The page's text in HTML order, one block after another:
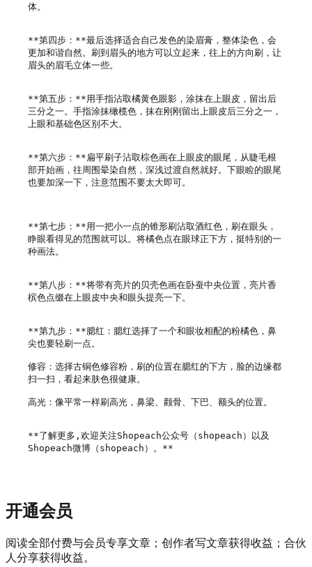
体。
**第四步：**最后选择适合自己发色的染眉膏，整体染色，会
更加和谐自然。刷到眉头的地方可以立起来，往上的方向刷，让
眉头的眉毛立体一些。
**第五步：**用手指沾取橘黄色眼影，涂抹在上眼皮，留出后
三分之一。手指涂抹橄榄色，抹在刚刚留出上眼皮后三分之一，
上眼和基础色区别不大。
**第六步：**扁平刷子沾取棕色画在上眼皮的眼尾，从睫毛根
部开始画，往周围晕染自然，深浅过渡自然就好。下眼睑的眼尾
也要加深一下，注意范围不要太大即可。
**第七步：**用一把小一点的锥形刷沾取酒红色，刷在眼头，
睁眼看得见的范围就可以。将橘色点在眼球正下方，挺特别的一
种画法。
**第八步：**将带有亮片的贝壳色画在卧蚕中央位置，亮片香
槟色点缀在上眼皮中央和眼头提亮一下。
**第九步：**腮红：腮红选择了一个和眼妆相配的粉橘色，鼻
尖也要轻刷一点。
修容：选择古铜色修容粉，刷的位置在腮红的下方，脸的边缘都
扫一扫，看起来肤色很健康。
高光：像平常一样刷高光，鼻梁、颧骨、下巴、额头的位置。
**了解更多,欢迎关注Shopeach公众号（shopeach）以及
开通会员
阅读全部付费与会员专享文章；创作者写文章获得收益；合伙
人分享获得收益。